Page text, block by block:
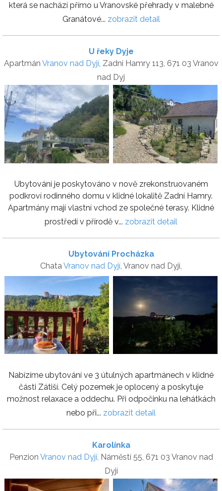
která se nachází přímo u Vranovské přehrady v malebné
Granátové... zobrazit detail
U řeky Dyje
Apartmán Vranov nad Dyjí, Zadní Hamry 113, 671 03 Vranov
nad Dyj
Ubytování je poskytováno v nově zrekonstruovaném
podkroví rodinného domu v klidné lokalitě Zadní Hamry.
Apartmány mají vlastní vchod ze společné terasy. Klidné
prostředí v přírodě v... zobrazit detail
Ubytování Procházka
ChataVranov nad Dyjí, Vranov nad Dyjí,
Nabízíme ubytování ve 3 útulných apartmánech v klidné
části Zátiší. Celý pozemek je oplocený a poskytuje
možnost relaxace a oddechu. Při odpočinku na lehátkách
nebo při... zobrazit detail
Karolínka
Penzion Vranov nad Dyjí, Náměstí 55, 671 03 Vranov nad
Dyjí